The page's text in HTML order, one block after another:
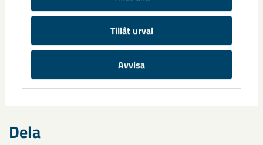
Tillåt urval
Avvisa
B-klassificeringen innebär att ett dammhaveri
bedöms leda till en icke försumbar risk för förlust av
människoliv, stora ekonomiska samt samhälls- och
miljöpåverkande konsekvenser. Det gör
dammsäkerhet till en av LKAB:s viktigaste och
prioriterade frågor.
Dela